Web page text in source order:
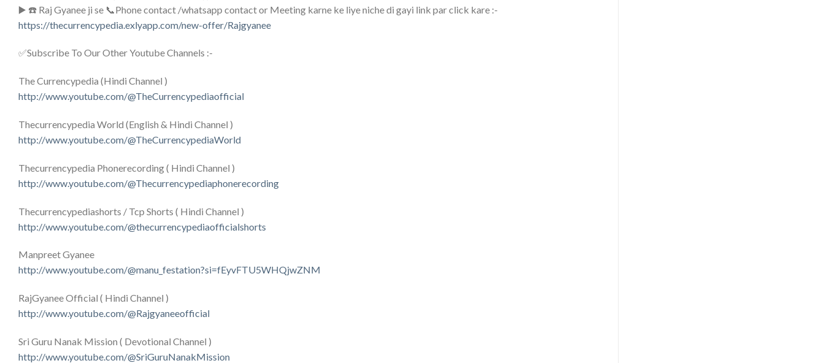
▶️ ☎️ Raj Gyanee ji se 📞Phone contact /whatsapp contact or Meeting karne ke liye niche di gayi link par click kare :-
https://thecurrencypedia.exlyapp.com/new-offer/Rajgyanee
✅Subscribe To Our Other Youtube Channels :-
The Currencypedia (Hindi Channel )
http://www.youtube.com/@TheCurrencypediaofficial
Thecurrencypedia World (English & Hindi Channel )
http://www.youtube.com/@TheCurrencypediaWorld
Thecurrencypedia Phonerecording ( Hindi Channel )
http://www.youtube.com/@Thecurrencypediaphonerecording
Thecurrencypediashorts / Tcp Shorts ( Hindi Channel )
http://www.youtube.com/@thecurrencypediaofficialshorts
Manpreet Gyanee
http://www.youtube.com/@manu_festation?si=fEyvFTU5WHQjwZNM
RajGyanee Official ( Hindi Channel )
http://www.youtube.com/@Rajgyaneeofficial
Sri Guru Nanak Mission ( Devotional Channel )
http://www.youtube.com/@SriGuruNanakMission